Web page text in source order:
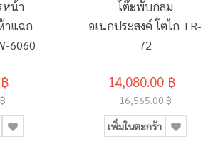
หน้า
าแฉก
6060
โต๊ะพับกลม
อเนกประสงค์ โตไก TR-
72
14,080.00 ฿
16,565.00 ฿
เพิ่มในตะกร้า